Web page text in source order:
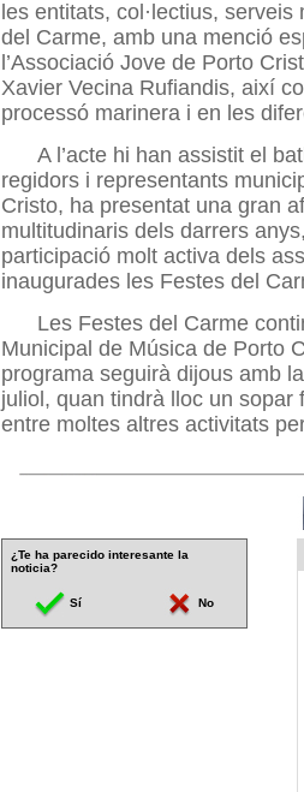
les entitats, col·lectius,
del Carme, amb una menció
l’Associació Jove de Porto
Xavier Vecina Rufiandis, així
processó marinera i en les
A l’acte hi han assistit el
regidors i representants
Cristo, ha presentat una gran
multitudinaris dels darrers
participació molt activa dels
inaugurades les Festes del
Les Festes del Carme
Municipal de Música de Porto
programa seguirà dijous amb
juliol, quan tindrà lloc un sopar
entre moltes altres activitats
¿Te ha parecido interesante la
noticia?
Sí No